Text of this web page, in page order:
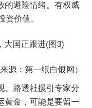
的避险情绪。有权威
资价值。
源：第一纸白银网）
。路透社援引专家分
黄金，可能是要留一